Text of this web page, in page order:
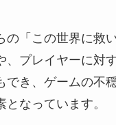
の「この世界に救
、プレイヤーに対
でき、ゲームの不
となっています。